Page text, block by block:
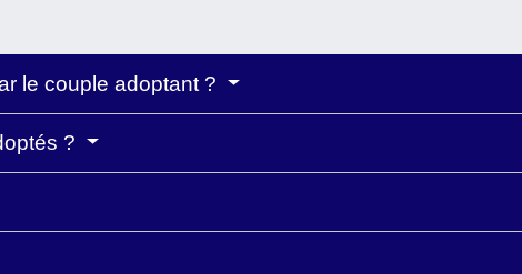
le couple adoptant ?
?